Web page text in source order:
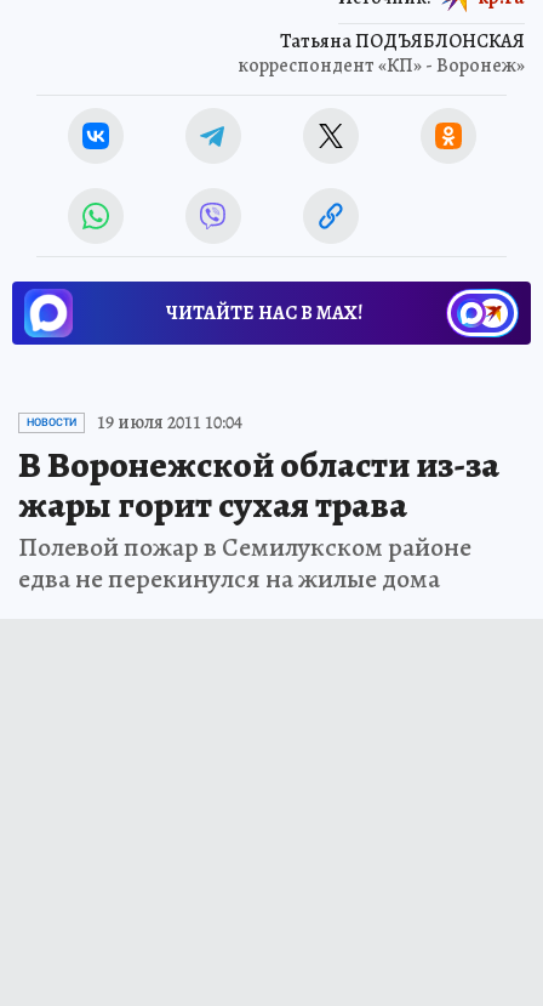
Татьяна ПОДЪЯБЛОНСКАЯ
корреспондент «КП» - Воронеж»
ЧИТАЙТЕ НАС В МАХ!
НОВОСТИ 19 июля 2011 10:04
В Воронежской области из-за
жары горит сухая трава
Полевой пожар в Семилукском районе
едва не перекинулся на жилые дома